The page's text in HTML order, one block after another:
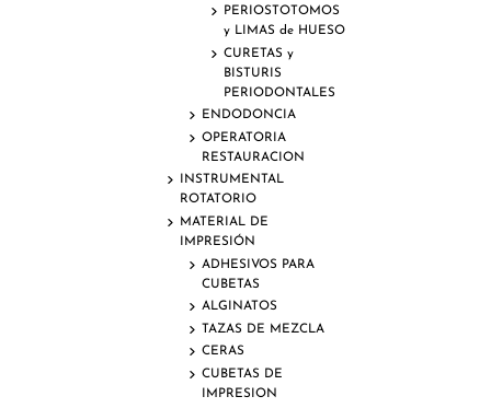
PERIOSTOTOMOS
y LIMAS de HUESO
CURETAS y
BISTURIS
PERIODONTALES
ENDODONCIA
OPERATORIA
RESTAURACION
INSTRUMENTAL
ROTATORIO
MATERIAL DE
IMPRESIÓN
ADHESIVOS PARA
CUBETAS
ALGINATOS
TAZAS DE MEZCLA
CERAS
CUBETAS DE
IMPRESION